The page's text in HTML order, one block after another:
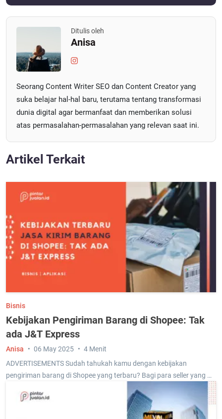
Ditulis oleh
Anisa
Seorang Content Writer SEO dan Content Creator yang
suka belajar hal-hal baru, terutama tentang transformasi
dunia digital agar bermanfaat dan memberikan solusi
atas permasalahan-permasalahan yang relevan saat ini.
Artikel Terkait
Bisnis
Kebijakan Pengiriman Barang di Shopee: Tak
ada J&T Express
ADVERTISEMENTS Sudah tahukah kamu dengan kebijakan
pengiriman barang di Shopee yang terbaru? Bagi para seller yang …
Anisa 06 May 2025 4 Menit